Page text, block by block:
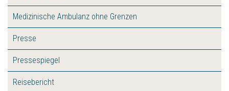
Medizinische Ambulanz ohne Grenzen
Presse
Pressespiegel
Reisebericht